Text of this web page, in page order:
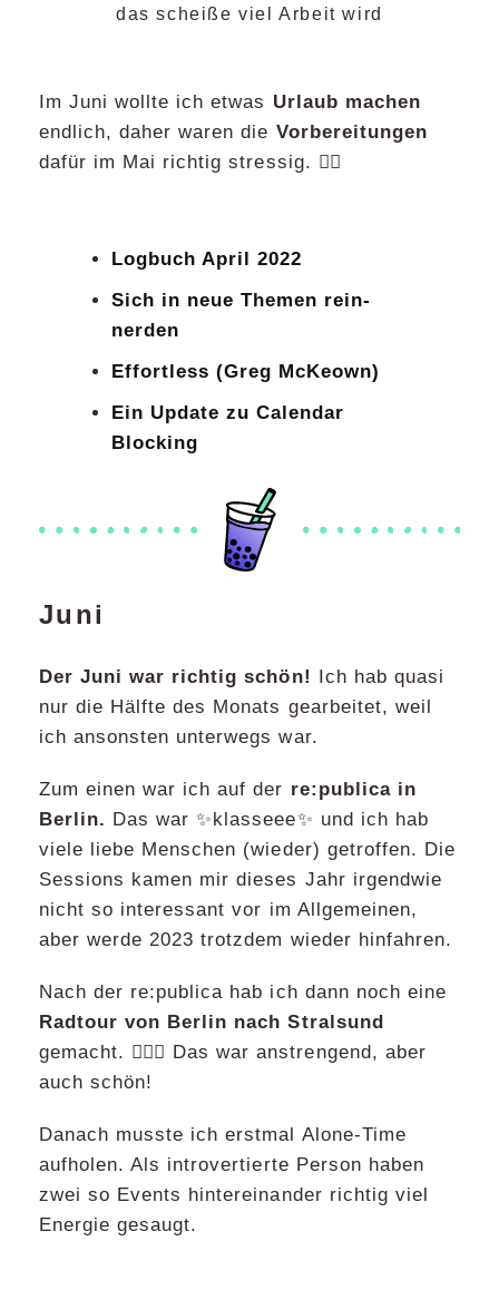
das scheiße viel Arbeit wird
Im Juni wollte ich etwas Urlaub machen
endlich, daher waren die Vorbereitungen
dafür im Mai richtig stressig. 😵‍💫
Logbuch April 2022
Sich in neue Themen rein-
nerden
Effortless (Greg McKeown)
Ein Update zu Calendar
Blocking
Juni
Der Juni war richtig schön!
Ich hab quasi
nur die Hälfte des Monats gearbeitet, weil
ich ansonsten unterwegs war.
Zum einen war ich auf der re:publica in
Berlin. Das war ✨klasseee✨ und ich hab
viele liebe Menschen (wieder) getroffen. Die
Sessions kamen mir dieses Jahr irgendwie
nicht so interessant vor im Allgemeinen,
aber werde 2023 trotzdem wieder hinfahren.
Nach der re:publica hab ich dann noch eine
Radtour von Berlin nach Stralsund
gemacht. 🚴🏻‍♂️ Das war anstrengend, aber
auch schön!
Danach musste ich erstmal Alone-Time
aufholen. Als introvertierte Person haben
zwei so Events hintereinander richtig viel
Energie gesaugt.